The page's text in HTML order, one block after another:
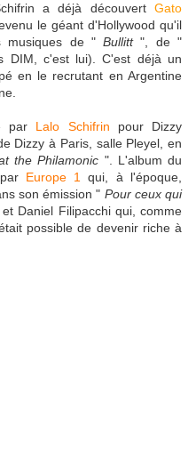
a déjà découvert Gato
le géant d'Hollywood qu'il
musiques de "Bullitt", de "
DIM, c'est lui). C'est déjà un
en le recrutant en Argentine
par Lalo Schifrin pour Dizzy
Dizzy à Paris, salle Pleyel, en
the Philamonic ". L'album du
Europe 1
qui, à l'époque,
son émission " Pour ceux qui
Daniel Filipacchi qui, comme
possible de devenir riche à